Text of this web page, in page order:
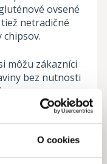
O cookies
ovsené
netradičné
môžu zákazníci
bez nutnosti